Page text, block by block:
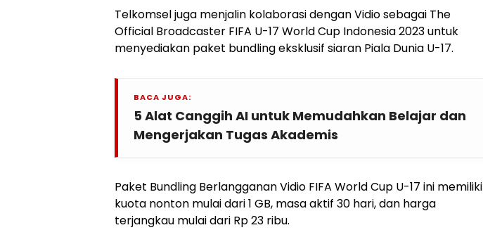
Telkomsel juga menjalin kolaborasi dengan Vidio sebagai The
Official Broadcaster FIFA U-17 World Cup Indonesia 2023 untuk
menyediakan paket bundling eksklusif siaran Piala Dunia U-17.
BACA JUGA:
5 Alat Canggih AI untuk Memudahkan Belajar dan
Mengerjakan Tugas Akademis
Paket Bundling Berlangganan Vidio FIFA World Cup U-17 ini memiliki
kuota nonton mulai dari 1 GB, masa aktif 30 hari, dan harga
terjangkau mulai dari Rp 23 ribu.